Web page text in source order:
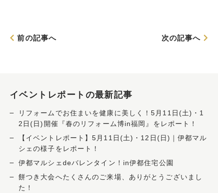
前の記事へ 次の記事へ
イベントレポートの最新記事
リフォームでお住まいを健康に美しく！5月11日(土)・1
2日(日)開催『春のリフォーム博in福岡』をレポート！
【イベントレポート】5月11日(土)・12日(日)｜伊都マル
シェの様子をレポート！
伊都マルシェdeバレンタイン！in伊都住宅公園
餅つき大会へたくさんのご来場、ありがとうございまし
た！